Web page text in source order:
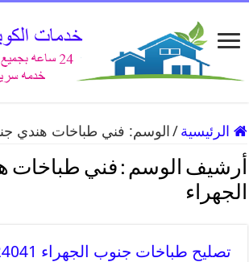
الرئيسية / الوسم: فني طباخات هندي
أرشيف الوسم : فني طباخات
الجهراء